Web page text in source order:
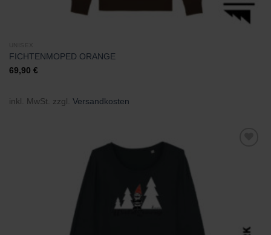
UNISEX
FICHTENMOPED ORANGE
69,90 €
inkl. MwSt. zzgl. Versandkosten